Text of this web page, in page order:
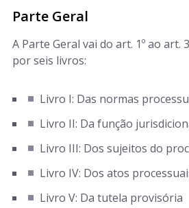
Parte Geral
A Parte Geral vai do art. 1º ao art.
por seis livros:
Livro I: Das normas
Livro II: Da função
Livro III: Dos sujeitos do
Livro IV: Dos atos
Livro V: Da tutela provisória